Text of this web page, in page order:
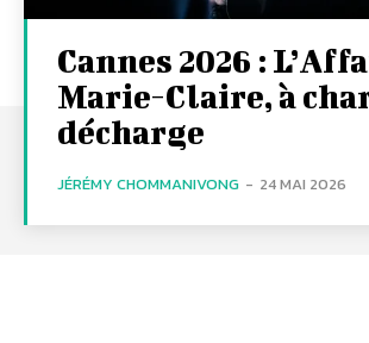
Cannes 2026 :
Marie-Claire, à
décharge
JÉRÉMY CHOMMANIVONG - 24 MAI 2026